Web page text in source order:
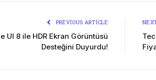
PREVIOUS ARTICLE
UI 8 ile HDR Ekran Görüntüsü
Desteğini Duyurdu!